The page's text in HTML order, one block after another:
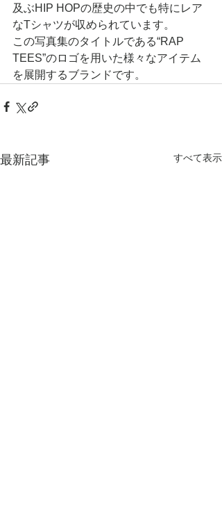
及ぶHIP HOPの歴史の中でも特にレア
なTシャツが収められています。
この写真集のタイトルである“RAP
TEES”のロゴを用いた様々なアイテム
を展開するブランドです。
最新記事 すべて表示